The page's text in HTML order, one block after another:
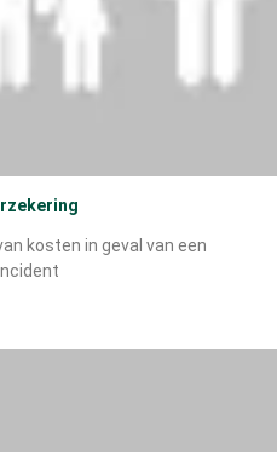
kosten in geval van een